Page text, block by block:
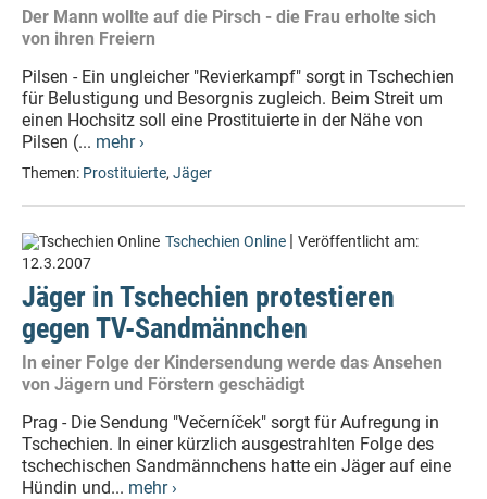
Der Mann wollte auf die Pirsch - die Frau erholte sich
von ihren Freiern
Pilsen - Ein ungleicher "Revierkampf" sorgt in Tschechien
für Belustigung und Besorgnis zugleich. Beim Streit um
einen Hochsitz soll eine Prostituierte in der Nähe von
Pilsen (... mehr ›
Themen: Prostituierte, Jäger
Tschechien Online | Veröffentlicht am:
12.3.2007
Jäger in Tschechien protestieren
gegen TV-Sandmännchen
In einer Folge der Kindersendung werde das Ansehen
von Jägern und Förstern geschädigt
Prag - Die Sendung "Večerníček" sorgt für Aufregung in
Tschechien. In einer kürzlich ausgestrahlten Folge des
tschechischen Sandmännchens hatte ein Jäger auf eine
Hündin und... mehr ›